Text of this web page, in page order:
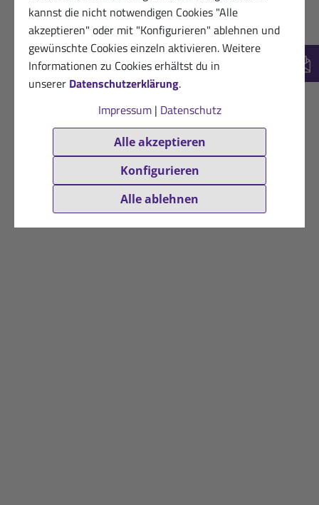
kannst die nicht notwendigen Cookies "Alle
akzeptieren" oder mit "Konfigurieren" ablehnen und
gewünschte Cookies einzeln aktivieren. Weitere
Informationen zu Cookies erhältst du in
unserer Datenschutzerklärung.
Impressum| Datenschutz
Alle akzeptieren
Konfigurieren
Alle ablehnen